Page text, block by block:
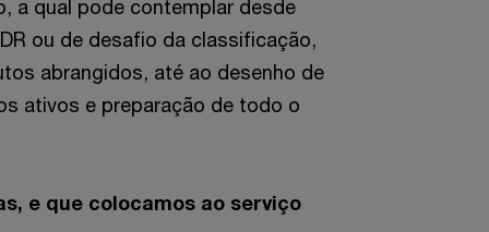
a qual pode contemplar desde
ou de desafio da classificação,
abrangidos, até ao desenho de
ativos e preparação de todo o
e que colocamos ao serviço